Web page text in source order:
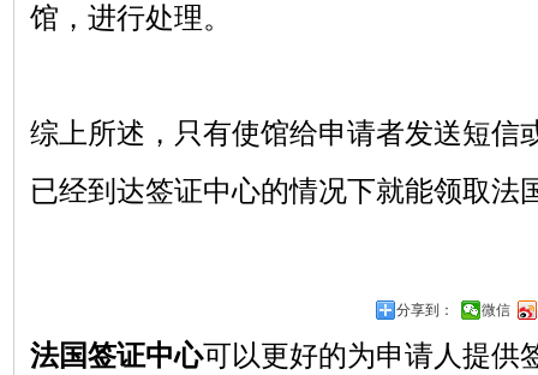
馆，进行处理。
综上所述，只有使馆给申请者发送短信
已经到达签证中心的情况下就能领取法
分享到： 微信
法国签证中心可以更好的为申请人提供